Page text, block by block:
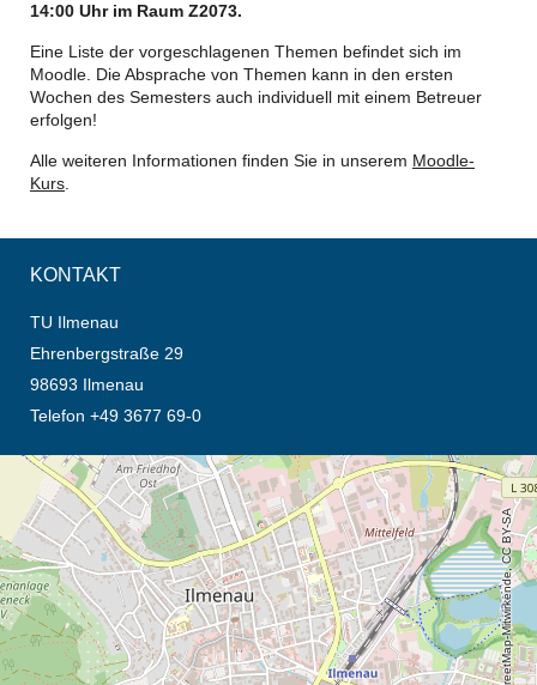
14:00 Uhr im Raum Z2073.
Eine Liste der vorgeschlagenen Themen befindet sich im
Moodle. Die Absprache von Themen kann in den ersten
Wochen des Semesters auch individuell mit einem Betreuer
erfolgen!
Alle weiteren Informationen finden Sie in unserem Moodle-
Kurs
KONTAKT
TU Ilmenau
Ehrenbergstraße 29
98693 Ilmenau
Telefon +49 3677 69-0
Öffnet die Anfahrtsbeschreibung in neuem Tab (Karte)
© OpenStreetMap-Mitwirkende, CC BY-SA